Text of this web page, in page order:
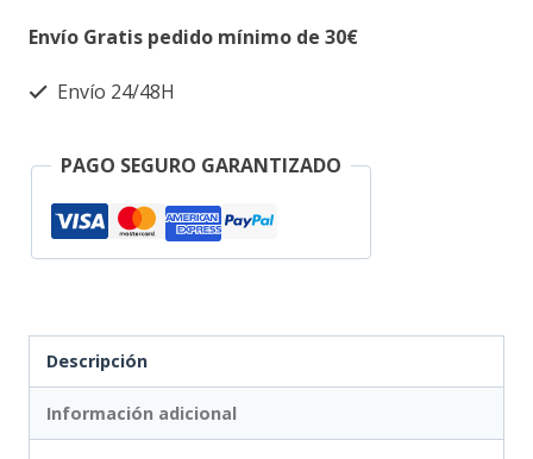
Envío Gratis pedido mínimo de 30€
Envío 24/48H
PAGO SEGURO GARANTIZADO
Descripción
Información adicional